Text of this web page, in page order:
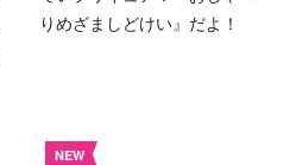
りめざましどけい』だよ！
NEW